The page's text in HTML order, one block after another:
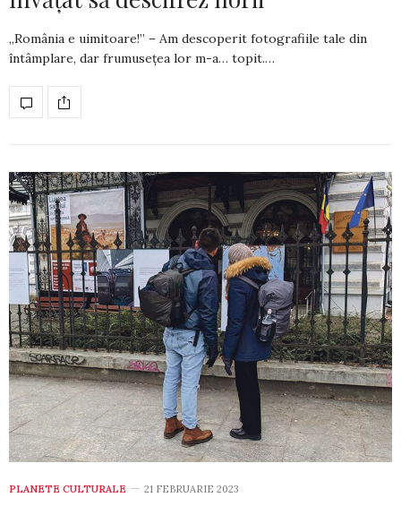
„România e uimitoare!” – Am descoperit fotografiile tale din
întâm­plare, dar frumusețea lor m-a… topit.…
PLANETE CULTURALE 21 FEBRUARIE 2023